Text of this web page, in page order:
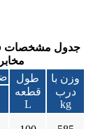
جدول مشخصات
طول
قطعه
L
وزن با
درب
kg